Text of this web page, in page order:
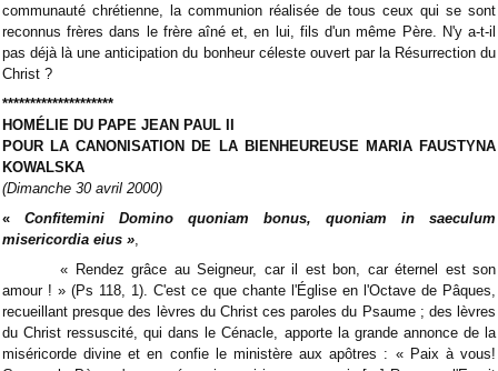
communauté chrétienne, la communion réalisée de tous ceux qui se sont
reconnus frères dans le frère aîné et, en lui, fils d'un même Père. N'y a-t-il
pas déjà là une anticipation du bonheur céleste ouvert par la Résurrection du
Christ ?
********************
HOMÉLIE DU PAPE JEAN PAUL II
POUR LA CANONISATION DE LA BIENHEUREUSE MARIA FAUSTYNA
KOWALSKA
(Dimanche 30 avril 2000)
« Confitemini Domino quoniam bonus, quoniam in saeculum
misericordia eius »
« Rendez grâce au Seigneur, car il est bon, car éternel est son
amour ! » (Ps 118, 1). C'est ce que chante l'Église en l'Octave de Pâques,
recueillant presque des lèvres du Christ ces paroles du Psaume ; des lèvres
du Christ ressuscité, qui dans le Cénacle, apporte la grande annonce de la
miséricorde divine et en confie le ministère aux apôtres : « Paix à vous!